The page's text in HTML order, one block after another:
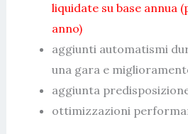
liquidate su base annua
anno)
aggiunti automatismi
una gara e
aggiunta
ottimizzazioni